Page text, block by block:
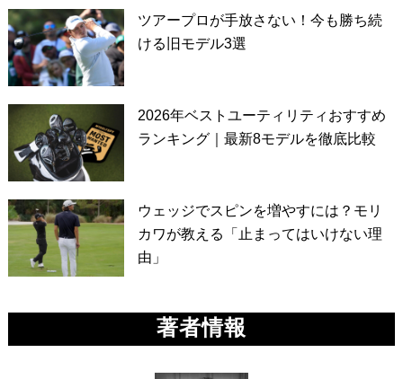
ツアープロが手放さない！今も勝ち続
ける旧モデル3選
2026年ベストユーティリティおすすめ
ランキング｜最新8モデルを徹底比較
ウェッジでスピンを増やすには？モリ
カワが教える「止まってはいけない理
由」
著者情報